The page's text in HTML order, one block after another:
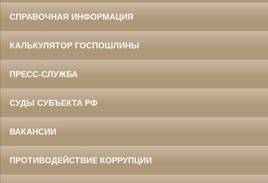
СПРАВОЧНАЯ ИНФОРМАЦИЯ
КАЛЬКУЛЯТОР ГОСПОШЛИНЫ
ПРЕСС-СЛУЖБА
СУДЫ СУБЪЕКТА РФ
ВАКАНСИИ
ПРОТИВОДЕЙСТВИЕ КОРРУПЦИИ